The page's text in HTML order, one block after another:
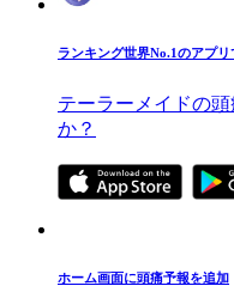
ランキング世界No.1のアプリ
テーラーメイドの
か？
ホーム画面に頭痛予報を追加